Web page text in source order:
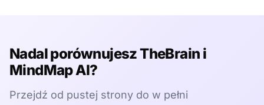
Nadal porównujesz TheBrain i
MindMap AI?
Przejdź od pustej strony do w pełni